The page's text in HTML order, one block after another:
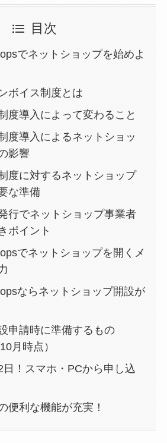
目次
でネットショップを始めよ
ボイス制度とは
度導入によって変わること
度導入によるネットショッ
影響
度に対するネットショップ
な準備
行でネットショップ事業者
ポイント
でネットショップを開くメ
ならネットショップ開設が
申請時に準備するもの
月時点）
日！スマホ・PCから申し込
便利な機能が充実！